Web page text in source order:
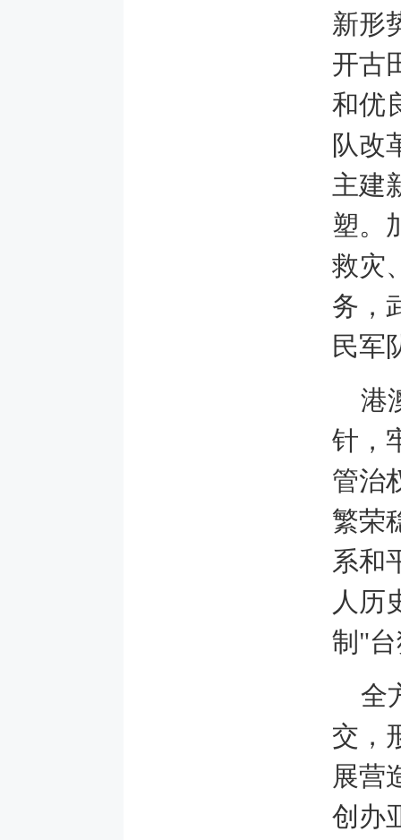
新形
开古
和优
队改
主建
塑。
救灾
务，
民军
港
针，
管治
繁荣
系和
人历
制"
全
交，
展营
创办